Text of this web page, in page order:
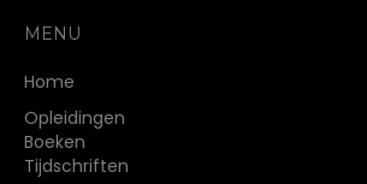
MENU
Home
Opleidingen
Boeken
Tijdschriften